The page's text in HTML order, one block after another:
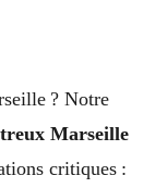
? Notre
Marseille
critiques :